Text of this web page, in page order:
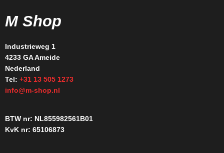
M Shop
Industrieweg 1
4233 GA Ameide
Nederland
Tel: +31 13 505 1273
info@m-shop.nl
BTW nr: NL855982561B01
KvK nr: 65106873